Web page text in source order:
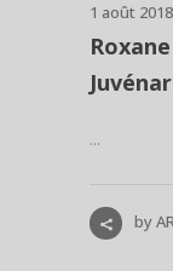
1 août 2018
...
by